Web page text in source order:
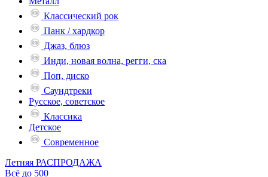
Классический рок
Панк / хардкор
Джаз, блюз
Инди, новая волна, регги, ска
Поп, диско
Саундтреки
Русское, советское
Классика
Детское
Современное
Летняя РАСПРОДАЖА
Всё до 500